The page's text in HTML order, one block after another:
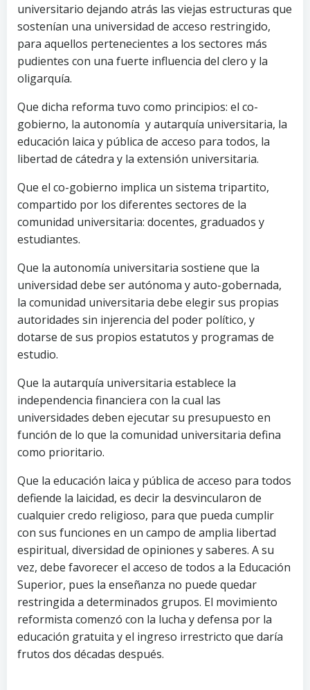
universitario dejando atrás las viejas estructuras que
sostenían una universidad de acceso restringido,
para aquellos pertenecientes a los sectores más
pudientes con una fuerte influencia del clero y la
oligarquía.
Que dicha reforma tuvo como principios: el co-
gobierno, la autonomía y autarquía universitaria, la
educación laica y pública de acceso para todos, la
libertad de cátedra y la extensión universitaria.
Que el co-gobierno implica un sistema tripartito,
compartido por los diferentes sectores de la
comunidad universitaria: docentes, graduados y
estudiantes.
Que la autonomía universitaria sostiene que la
universidad debe ser autónoma y auto-gobernada,
la comunidad universitaria debe elegir sus propias
autoridades sin injerencia del poder político, y
dotarse de sus propios estatutos y programas de
estudio.
Que la autarquía universitaria establece la
independencia financiera con la cual las
universidades deben ejecutar su presupuesto en
función de lo que la comunidad universitaria defina
como prioritario.
Que la educación laica y pública de acceso para todos
defiende la laicidad, es decir la desvincularon de
cualquier credo religioso, para que pueda cumplir
con sus funciones en un campo de amplia libertad
espiritual, diversidad de opiniones y saberes. A su
vez, debe favorecer el acceso de todos a la Educación
Superior, pues la enseñanza no puede quedar
restringida a determinados grupos. El movimiento
reformista comenzó con la lucha y defensa por la
educación gratuita y el ingreso irrestricto que daría
frutos dos décadas después.